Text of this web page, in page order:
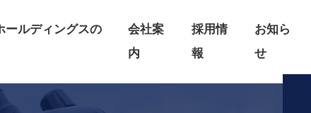
ールディングスの
会社案
内
採用情
報
お知ら
せ